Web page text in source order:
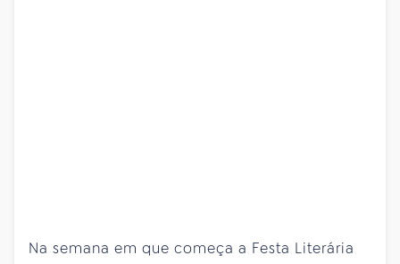
Na semana em que começa a Festa Literária